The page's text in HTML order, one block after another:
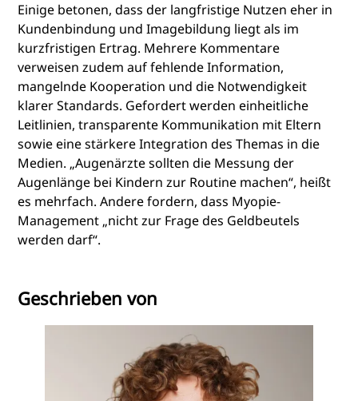
Einige betonen, dass der langfristige Nutzen eher in
Kundenbindung und Imagebildung liegt als im
kurzfristigen Ertrag. Mehrere Kommentare
verweisen zudem auf fehlende Information,
mangelnde Kooperation und die Notwendigkeit
klarer Standards. Gefordert werden einheitliche
Leitlinien, transparente Kommunikation mit Eltern
sowie eine stärkere Integration des Themas in die
Medien. „Augenärzte sollten die Messung der
Augenlänge bei Kindern zur Routine machen“, heißt
es mehrfach. Andere fordern, dass Myopie-
Management „nicht zur Frage des Geldbeutels
werden darf“.
Geschrieben von